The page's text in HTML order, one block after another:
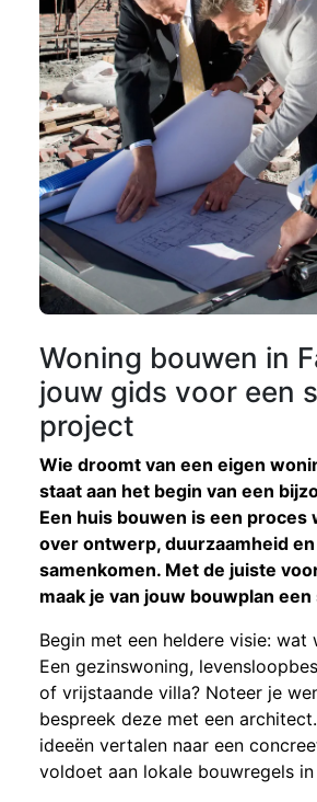
Woning bouwen in
jouw gids voor een
project
Wie droomt van een eigen
staat aan het begin van een
Een huis bouwen is een proces
over ontwerp, duurzaamheid
samenkomen. Met de juiste
maak je van jouw bouwplan een
Begin met een heldere visie: wat
Een gezinswoning,
of vrijstaande villa? Noteer je
bespreek deze met een
ideeën vertalen naar een
voldoet aan lokale bouwregels in